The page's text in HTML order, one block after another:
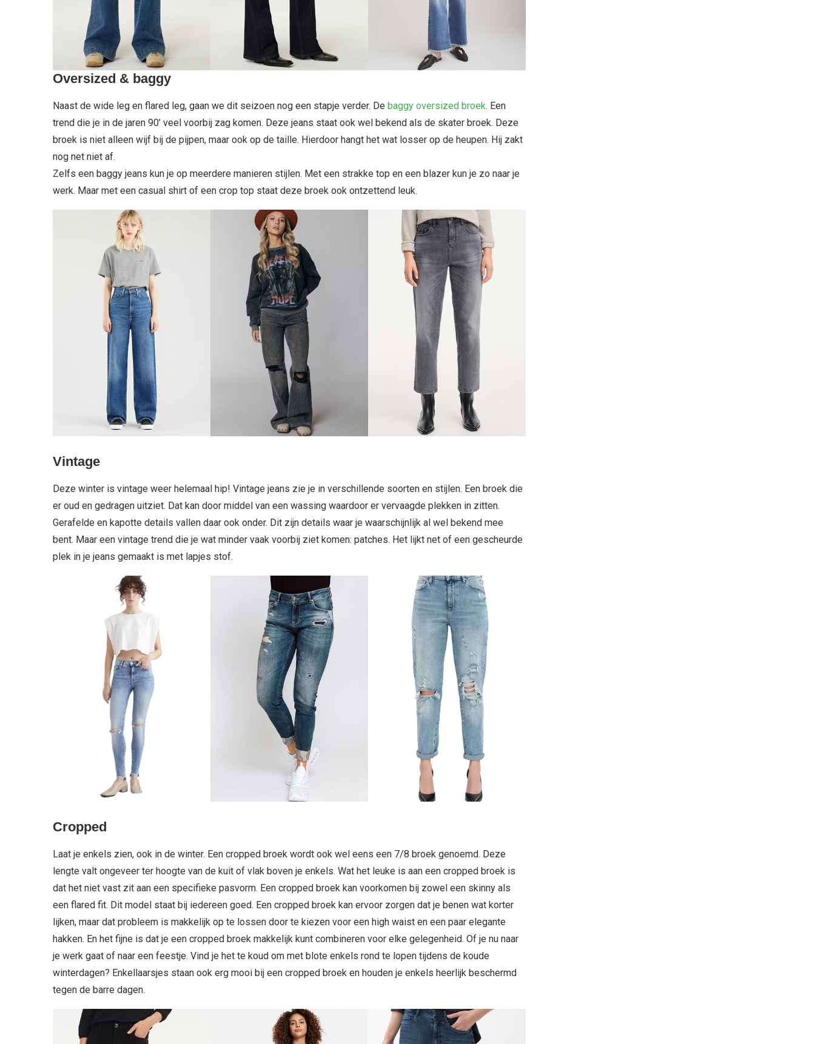
Oversized & baggy
Naast de wide leg en flared leg, gaan we dit seizoen nog een stapje verder. De baggy oversized broek. Een
trend die je in de jaren 90’ veel voorbij zag komen. Deze jeans staat ook wel bekend als de skater broek. Deze
broek is niet alleen wijf bij de pijpen, maar ook op de taille. Hierdoor hangt het wat losser op de heupen. Hij zakt
nog net niet af.
Zelfs een baggy jeans kun je op meerdere manieren stijlen. Met een strakke top en een blazer kun je zo naar je
werk. Maar met een casual shirt of een crop top staat deze broek ook ontzettend leuk.
Vintage
Deze winter is vintage weer helemaal hip! Vintage jeans zie je in verschillende soorten en stijlen. Een broek die
er oud en gedragen uitziet. Dat kan door middel van een wassing waardoor er vervaagde plekken in zitten.
Gerafelde en kapotte details vallen daar ook onder. Dit zijn details waar je waarschijnlijk al wel bekend mee
bent. Maar een vintage trend die je wat minder vaak voorbij ziet komen: patches. Het lijkt net of een gescheurde
plek in je jeans gemaakt is met lapjes stof.
Cropped
Laat je enkels zien, ook in de winter. Een cropped broek wordt ook wel eens een 7/8 broek genoemd. Deze
lengte valt ongeveer ter hoogte van de kuit of vlak boven je enkels. Wat het leuke is aan een cropped broek is
dat het niet vast zit aan een specifieke pasvorm. Een cropped broek kan voorkomen bij zowel een skinny als
een flared fit. Dit model staat bij iedereen goed. Een cropped broek kan ervoor zorgen dat je benen wat korter
lijken, maar dat probleem is makkelijk op te lossen door te kiezen voor een high waist en een paar elegante
hakken. En het fijne is dat je een cropped broek makkelijk kunt combineren voor elke gelegenheid. Of je nu naar
je werk gaat of naar een feestje. Vind je het te koud om met blote enkels rond te lopen tijdens de koude
winterdagen? Enkellaarsjes staan ook erg mooi bij een cropped broek en houden je enkels heerlijk beschermd
tegen de barre dagen.